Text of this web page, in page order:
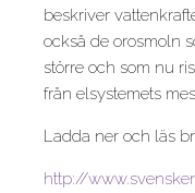
beskriver
också de orosmoln
större och som nu
från elsystemets
Ladda ner och läs
http://